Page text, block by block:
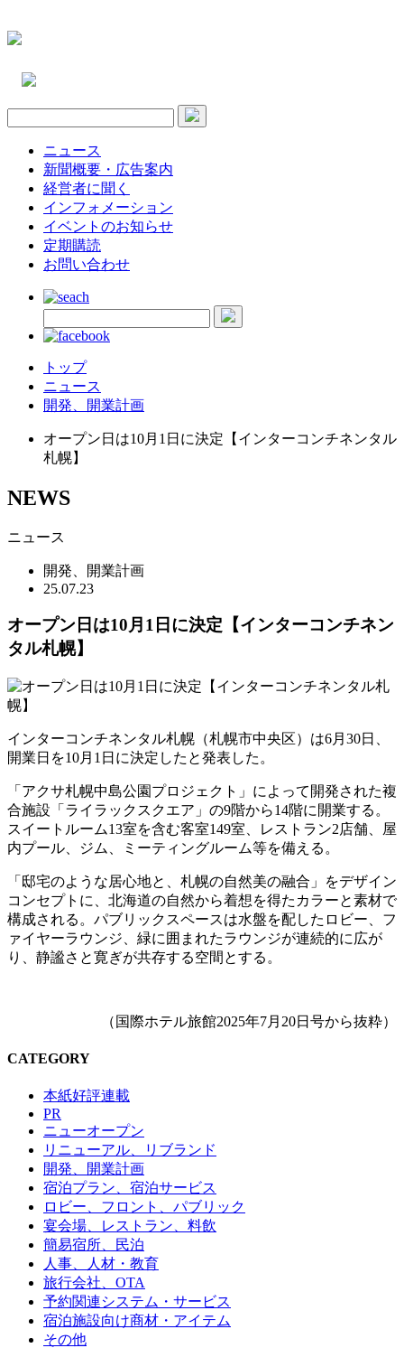
ニュース
新聞概要・広告案内
経営者に聞く
インフォメーション
イベントのお知らせ
定期購読
お問い合わせ
トップ
ニュース
開発、開業計画
オープン日は10月1日に決定【インターコンチネンタル
札幌】
NEWS
ニュース
開発、開業計画
25.07.23
オープン日は10月1日に決定【インターコンチネン
タル札幌】
インターコンチネンタル札幌（札幌市中央区）は6月30日、
開業日を10月1日に決定したと発表した。
「アクサ札幌中島公園プロジェクト」によって開発された複
合施設「ライラックスクエア」の9階から14階に開業する。
スイートルーム13室を含む客室149室、レストラン2店舗、屋
内プール、ジム、ミーティングルーム等を備える。
「邸宅のような居心地と、札幌の自然美の融合」をデザイン
コンセプトに、北海道の自然から着想を得たカラーと素材で
構成される。パブリックスペースは水盤を配したロビー、フ
ァイヤーラウンジ、緑に囲まれたラウンジが連続的に広が
り、静謐さと寛ぎが共存する空間とする。
（国際ホテル旅館2025年7月20日号から抜粋）
CATEGORY
本紙好評連載
PR
ニューオープン
リニューアル、リブランド
開発、開業計画
宿泊プラン、宿泊サービス
ロビー、フロント、パブリック
宴会場、レストラン、料飲
簡易宿所、民泊
人事、人材・教育
旅行会社、OTA
予約関連システム・サービス
宿泊施設向け商材・アイテム
その他